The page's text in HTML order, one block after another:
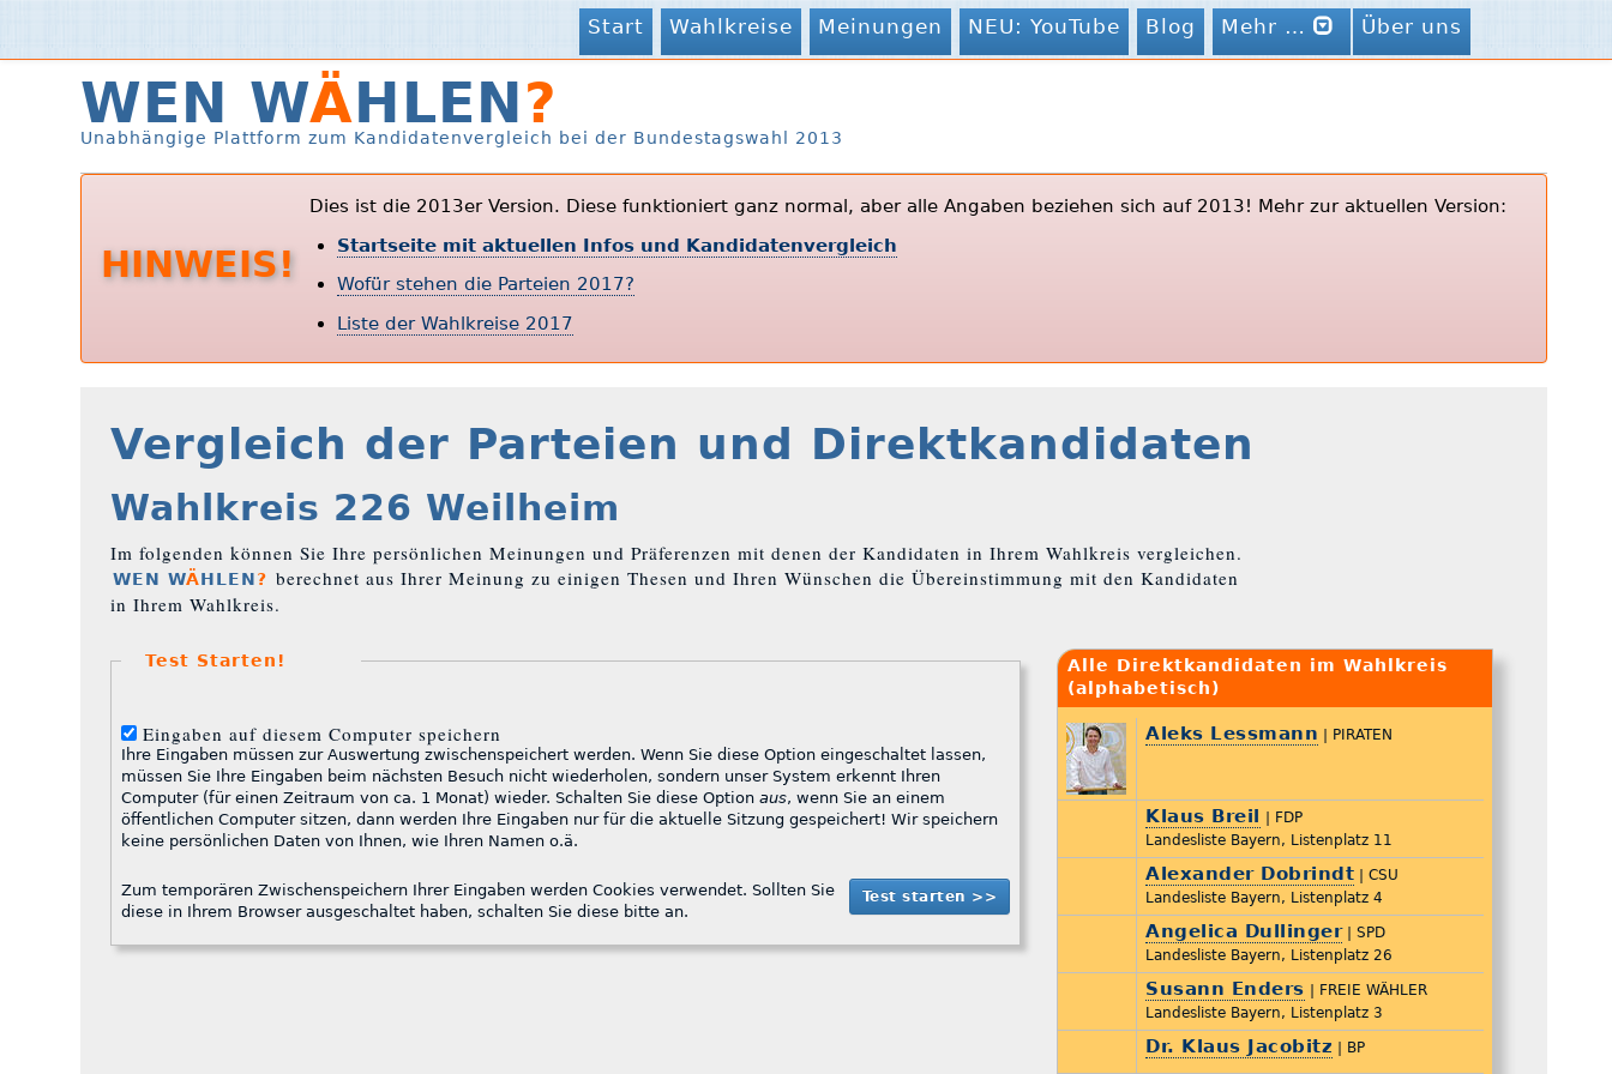
Start Wahlkreise Meinungen NEU: YouTube Blog Mehr … Über uns
WEN WÄHLEN?
Unabhängige Plattform zum Kandidatenvergleich bei der Bundestagswahl 2013
HINWEIS!
Dies ist die 2013er Version. Diese funktioniert ganz normal, aber alle Angaben beziehen sich auf 2013! Mehr zur aktuellen Version:
Startseite mit aktuellen Infos und Kandidatenvergleich
Wofür stehen die Parteien 2017?
Liste der Wahlkreise 2017
Vergleich der Parteien und Direktkandidaten
Wahlkreis 226 Weilheim
Im folgenden können Sie Ihre persönlichen Meinungen und Präferenzen mit denen der Kandidaten in Ihrem Wahlkreis vergleichen.
WEN WÄHLEN? berechnet aus Ihrer Meinung zu einigen Thesen und Ihren Wünschen die Übereinstimmung mit den Kandidaten
in Ihrem Wahlkreis.
Test Starten!
Eingaben auf diesem Computer speichern
Ihre Eingaben müssen zur Auswertung zwischenspeichert werden. Wenn Sie diese Option eingeschaltet lassen,
müssen Sie Ihre Eingaben beim nächsten Besuch nicht wiederholen, sondern unser System erkennt Ihren
Computer (für einen Zeitraum von ca. 1 Monat) wieder. Schalten Sie diese Option aus, wenn Sie an einem
öffentlichen Computer sitzen, dann werden Ihre Eingaben nur für die aktuelle Sitzung gespeichert! Wir speichern
keine persönlichen Daten von Ihnen, wie Ihren Namen o.ä.
Zum temporären Zwischenspeichern Ihrer Eingaben werden Cookies verwendet. Sollten Sie
diese in Ihrem Browser ausgeschaltet haben, schalten Sie diese bitte an.
Alle Direktkandidaten im Wahlkreis
(alphabetisch)
Aleks Lessmann | PIRATEN
Klaus Breil
| FDP
Landesliste Bayern, Listenplatz 11
Alexander Dobrindt | CSU
Landesliste Bayern, Listenplatz 4
Angelica Dullinger| SPD
Landesliste Bayern, Listenplatz 26
Susann Enders | FREIE WÄHLER
Landesliste Bayern, Listenplatz 3
Dr. Klaus Jacobitz | BP